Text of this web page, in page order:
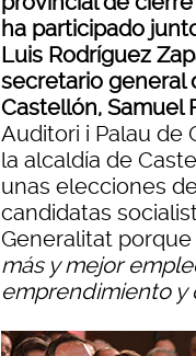
ha participado
Luis Rodríguez
secretario general
Castellón, Samuel
Auditori i Palau de
la alcaldía de
unas elecciones
candidatas
Generalitat porque
más y mejor
emprendimiento y